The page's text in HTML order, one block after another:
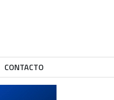
CONTACTO